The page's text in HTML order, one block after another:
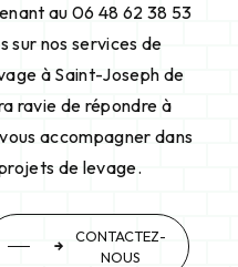
au 06 48 62 38 53
sur nos services de
à Saint-Joseph de
ravie de répondre à
accompagner dans
de levage.
CONTACTEZ-
NOUS